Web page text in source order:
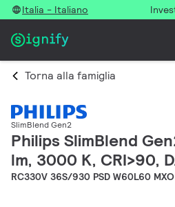
Italia - Italiano
Torna alla famiglia
SlimBlend Gen2
Philips SlimBlend
lm, 3000 K, CRI>90,
RC330V 36S/930 PSD W60L60